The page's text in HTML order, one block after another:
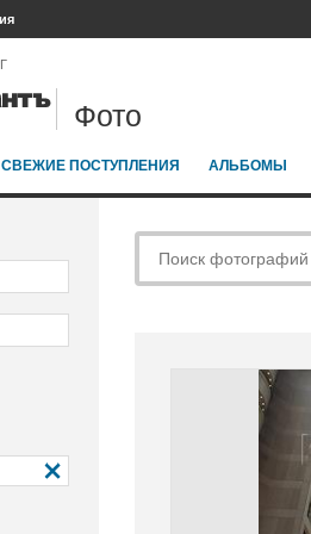
Фото
СВЕЖИЕ ПОСТУПЛЕНИЯ АЛЬБОМЫ